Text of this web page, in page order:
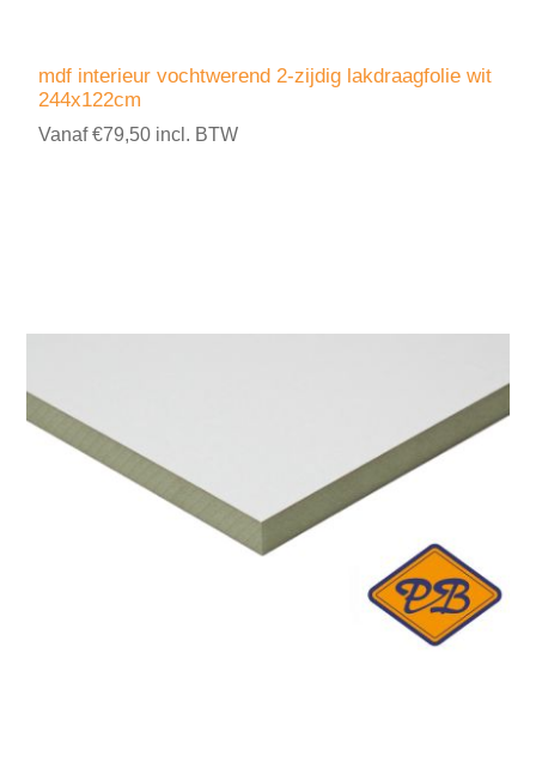
mdf interieur vochtwerend 2-zijdig lakdraagfolie wit
244x122cm
Vanaf €79,50 incl. BTW